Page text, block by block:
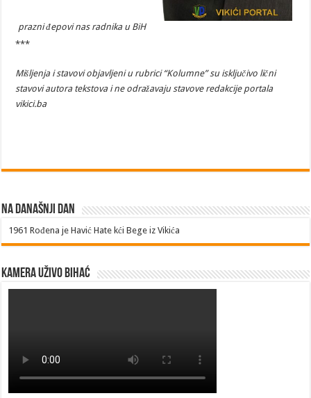
prazni đepovi nas radnika u BiH
***
Mišljenja i stavovi objavljeni u rubrici “Kolumne” su isključivo lični
stavovi autora tekstova i ne odražavaju stavove redakcije portala
vikici.ba
Na današnji dan
1961 Rođena je Havić Hate kći Bege iz Vikića
Kamera uživo Bihać